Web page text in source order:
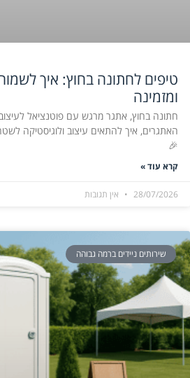
טיפים לחתונה בחוץ: איך
ומזמינה
חתונה בחוץ, אתגר מרגש עם פוטנציאל
האתגרים, איך להתאים עיצוב ולוגיסטיקה
🎉
קרא עוד »
28/07/2026 אין תגובות
שירותים ניידים ברמה גבוהה